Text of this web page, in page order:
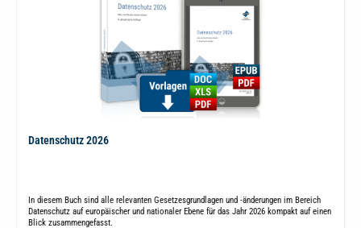
Datenschutz 2026
In diesem Buch sind alle relevanten Gesetzesgrundlagen und -änderungen im Bereich
Datenschutz auf europäischer und nationaler Ebene für das Jahr 2026 kompakt auf einen
Blick zusammengefasst.